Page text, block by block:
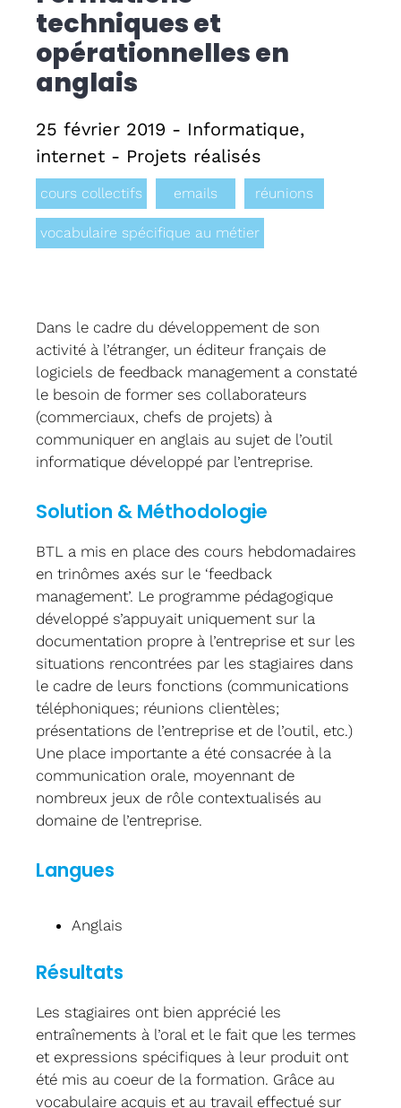
techniques et
opérationnelles en
anglais
25 février 2019 - Informatique,
internet - Projets réalisés
cours collectifs emails réunions
vocabulaire spécifique au métier
Dans le cadre du développement de son
activité à l’étranger, un éditeur français de
logiciels de feedback management a constaté
le besoin de former ses collaborateurs
(commerciaux, chefs de projets) à
communiquer en anglais au sujet de l’outil
informatique développé par l’entreprise.
Solution & Méthodologie
BTL a mis en place des cours hebdomadaires
en trinômes axés sur le ‘feedback
management’. Le programme pédagogique
développé s’appuyait uniquement sur la
documentation propre à l’entreprise et sur les
situations rencontrées par les stagiaires dans
le cadre de leurs fonctions (communications
téléphoniques; réunions clientèles;
présentations de l’entreprise et de l’outil, etc.)
Une place importante a été consacrée à la
communication orale, moyennant de
nombreux jeux de rôle contextualisés au
domaine de l’entreprise.
Langues
Anglais
Résultats
Les stagiaires ont bien apprécié les
entraînements à l’oral et le fait que les termes
et expressions spécifiques à leur produit ont
été mis au coeur de la formation. Grâce au
vocabulaire acquis et au travail effectué sur